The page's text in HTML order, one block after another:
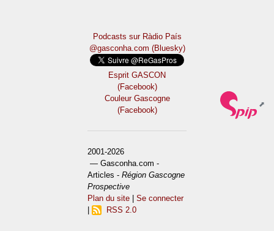
Podcasts sur Ràdio País
@gasconha.com (Bluesky)
Esprit GASCON
(Facebook)
Couleur Gascogne
(Facebook)
2001-2026
— Gasconha.com -
Articles -Région Gascogne
Prospective
Plan du site |Se connecter
|
RSS 2.0